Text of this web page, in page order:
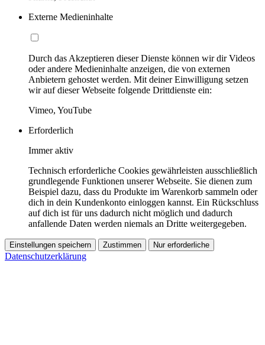
Externe Medieninhalte
Durch das Akzeptieren dieser Dienste können wir dir Videos
oder andere Medieninhalte anzeigen, die von externen
Anbietern gehostet werden. Mit deiner Einwilligung setzen
wir auf dieser Webseite folgende Drittdienste ein:
Vimeo, YouTube
Erforderlich
Immer aktiv
Technisch erforderliche Cookies gewährleisten ausschließlich
grundlegende Funktionen unserer Webseite. Sie dienen zum
Beispiel dazu, dass du Produkte im Warenkorb sammeln oder
dich in dein Kundenkonto einloggen kannst. Ein Rückschluss
auf dich ist für uns dadurch nicht möglich und dadurch
anfallende Daten werden niemals an Dritte weitergegeben.
Einstellungen speichern Zustimmen Nur erforderliche
Datenschutzerklärung